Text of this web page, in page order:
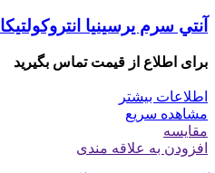
آنتي سرم يرسينيا انتروكولتيكا
برای اطلاع از قیمت تماس بگیرید
اطلاعات بیشتر
مشاهده سریع
مقایسه
افزودن به علاقه مندی